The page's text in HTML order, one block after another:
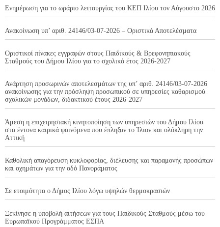
Ενημέρωση για το ωράριο λειτουργίας του ΚΕΠ Ιλίου τον Αύγουστο 2026
Ανακοίνωση υπ’ αριθ. 24146/03-07-2026 – Οριστικά Αποτελέσματα
Οριστικοί πίνακες εγγραφών στους Παιδικούς & Βρεφονηπιακούς
Σταθμούς του Δήμου Ιλίου για το σχολικό έτος 2026-2027
Ανάρτηση προσωρινών αποτελεσμάτων της υπ’ αριθ. 24146/03-07-2026
ανακοίνωσης για την πρόσληψη προσωπικού σε υπηρεσίες καθαρισμού
σχολικών μονάδων, διδακτικού έτους 2026-2027
Άμεση η επιχειρησιακή κινητοποίηση των υπηρεσιών του Δήμου Ιλίου
στα έντονα καιρικά φαινόμενα που έπληξαν το Ίλιον και ολόκληρη την
Αττική
Καθολική απαγόρευση κυκλοφορίας, διέλευσης και παραμονής προσώπων
και οχημάτων για την οδό Πανοράματος
Σε ετοιμότητα ο Δήμος Ιλίου λόγω υψηλών θερμοκρασιών
Ξεκίνησε η υποβολή αιτήσεων για τους Παιδικούς Σταθμούς μέσω του
Ευρωπαϊκού Προγράμματος ΕΣΠΑ